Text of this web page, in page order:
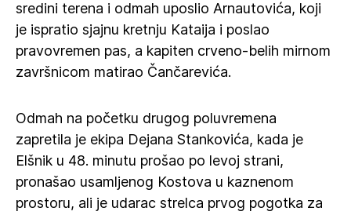
sredini terena i odmah uposlio Arnautovića, koji
je ispratio sjajnu kretnju Kataija i poslao
pravovremen pas, a kapiten crveno-belih mirnom
završnicom matirao Čančarevića.
Odmah na početku drugog poluvremena
zapretila je ekipa Dejana Stankovića, kada je
Elšnik u 48. minutu prošao po levoj strani,
pronašao usamljenog Kostova u kaznenom
prostoru, ali je udarac strelca prvog pogotka za